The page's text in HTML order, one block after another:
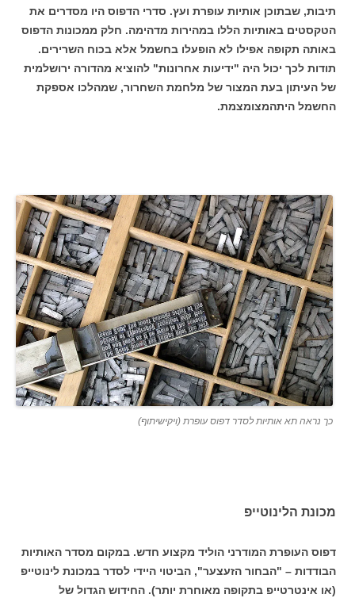
תיבות, שבתוכן אותיות עופרת ועץ. סדרי הדפוס היו מסדרים את
הטקסטים באותיות הללו במהירות מדהימה. חלק ממכונות הדפוס
באותה תקופה אפילו לא הופעלו בחשמל אלא בכוח השרירים.
תודות לכך יכול היה "ידיעות אחרונות" להוציא מהדורה ירושלמית
של העיתון בעת המצור של מלחמת השחרור, שמהלכו אספקת
החשמל היתהמצומצמת.
כך נראה תא אותיות לסדר דפוס עופרת (ויקישיתוף)
מכונת הלינוטייפ
דפוס העופרת המודרני הוליד מקצוע חדש. במקום מסדר האותיות
הבודדות – "הבחור הזעצער", הביטוי היידי לסדר במכונת לינוטייפ
(או אינטרטייפ בתקופה מאוחרת יותר). החידוש הגדול של